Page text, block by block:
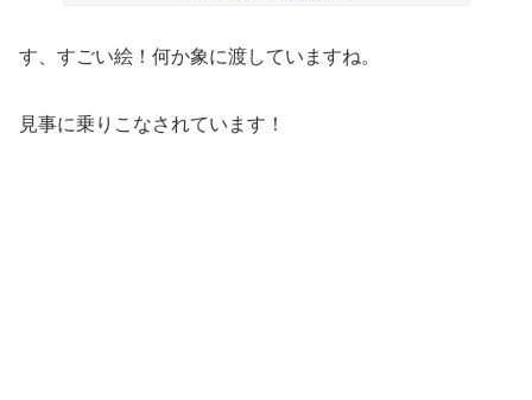
す、すごい絵！何か象に渡していますね。
見事に乗りこなされています！